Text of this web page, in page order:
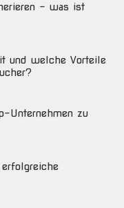
– was ist
und welche Vorteile
Unternehmen zu